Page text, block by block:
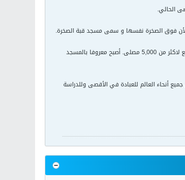
الحالي.
الأن فوق الصخرة نفسها و سمى مسجد قبة الصخرة.
بعد إكمال قبة الصخرة، بدأ بتجديد المسجد الأقصى على الموقع الأصلي في الطرف الجنوبي من الحرم. المسجد الجديد يتسع لاكثر من 5,000 مصلى. أصبح معروفا بالمسجد
جميع أنحاء العالم للعبادة في الأقصى وللدراسة